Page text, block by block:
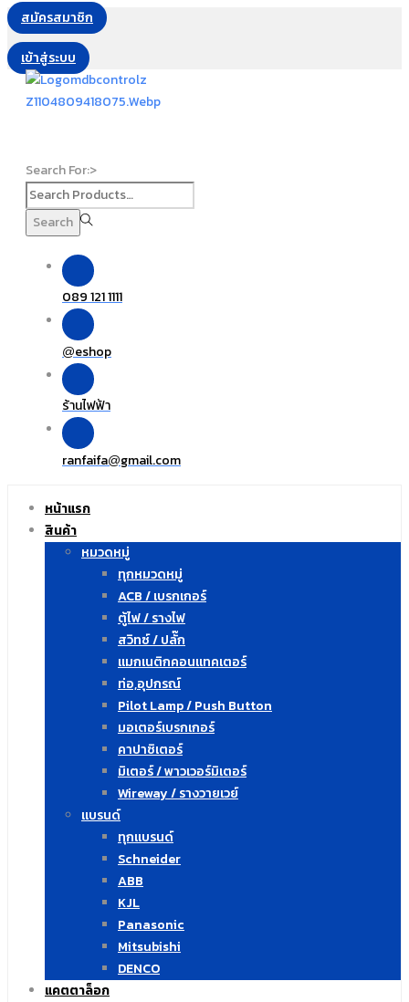
สมัครสมาชิก
เข้าสู่ระบบ
Search For:>
Search
089 121 1111
@eshop
ร้านไฟฟ้า
ranfaifa@gmail.com
หน้าแรก
สินค้า
หมวดหมู่
ทุกหมวดหมู่
ACB / เบรกเกอร์
ตู้ไฟ / รางไฟ
สวิทซ์ / ปลั๊ก
แมกเนติกคอนแทคเตอร์
ท่อ,อุปกรณ์
Pilot Lamp / Push Button
มอเตอร์เบรกเกอร์
คาปาซิเตอร์
มิเตอร์ / พาวเวอร์มิเตอร์
Wireway / รางวายเวย์
แบรนด์
ทุกแบรนด์
Schneider
ABB
KJL
Panasonic
Mitsubishi
DENCO
แคตตาล็อก